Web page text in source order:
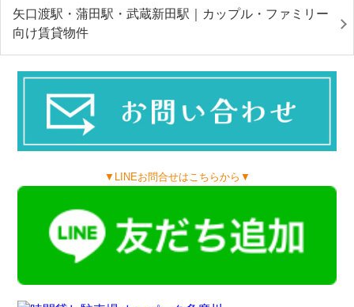
矢口渡駅・蒲田駅・武蔵新田駅｜カップル・ファミリー
向け賃貸物件
▼LINEお問合せはこちらから▼